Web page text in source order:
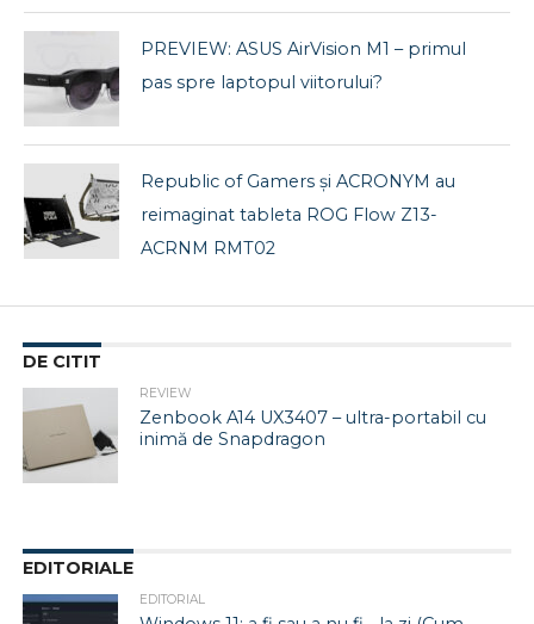
PREVIEW: ASUS AirVision M1 – primul
pas spre laptopul viitorului?
Republic of Gamers și ACRONYM au
reimaginat tableta ROG Flow Z13-
ACRNM RMT02
DE CITIT
REVIEW
Zenbook A14 UX3407 – ultra-portabil cu
inimă de Snapdragon
EDITORIALE
EDITORIAL